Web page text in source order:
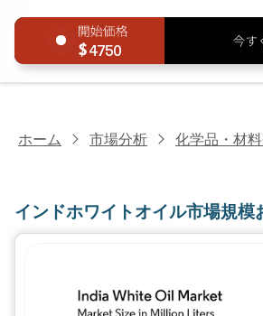
4750
ホーム 市場分析 化学品・材
インドホワイトオイル市場規模